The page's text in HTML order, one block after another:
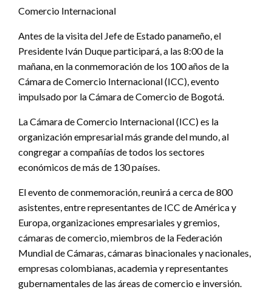
Comercio Internacional
Antes de la visita del Jefe de Estado panameño, el
Presidente Iván Duque participará, a las 8:00 de la
mañana, en la conmemoración de los 100 años de la
Cámara de Comercio Internacional (ICC), evento
impulsado por la Cámara de Comercio de Bogotá.
La Cámara de Comercio Internacional (ICC) es la
organización empresarial más grande del mundo, al
congregar a compañías de todos los sectores
económicos de más de 130 países.
El evento de conmemoración, reunirá a cerca de 800
asistentes, entre representantes de ICC de América y
Europa, organizaciones empresariales y gremios,
cámaras de comercio, miembros de la Federación
Mundial de Cámaras, cámaras binacionales y nacionales,
empresas colombianas, academia y representantes
gubernamentales de las áreas de comercio e inversión.